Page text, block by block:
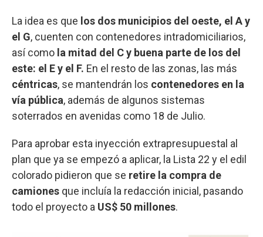
La idea es que los dos municipios del oeste, el A y
el G, cuenten con contenedores intradomiciliarios,
así como la mitad del C y buena parte de los del
este: el E y el F. En el resto de las zonas, las más
céntricas, se mantendrán los contenedores en la
vía pública, además de algunos sistemas
soterrados en avenidas como 18 de Julio.
Para aprobar esta inyección extrapresupuestal al
plan que ya se empezó a aplicar, la Lista 22 y el edil
colorado pidieron que se retire la compra de
camiones que incluía la redacción inicial, pasando
todo el proyecto a US$ 50 millones.